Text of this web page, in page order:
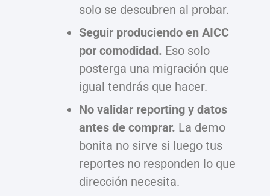
solo se descubren al probar.
Seguir produciendo en AICC
por comodidad. Eso solo
posterga una migración que
igual tendrás que hacer.
No validar reporting y datos
antes de comprar. La demo
bonita no sirve si luego tus
reportes no responden lo que
dirección necesita.